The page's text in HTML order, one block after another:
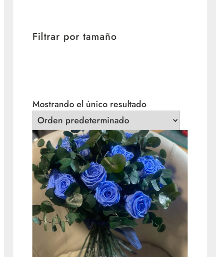
Filtrar por tamaño
Mostrando el único resultado